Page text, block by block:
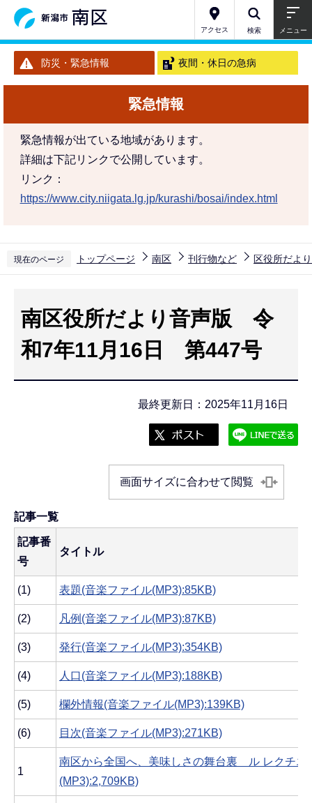
ジ
先
アクセス 検索 メニュー
防災・緊急情報 夜間・休日の急病
緊急情報
緊急情報が出ている地域があります。
詳細は下記リンクで公開しています。
リンク：
https://www.city.niigata.lg.jp/kurashi/bosai/index.html
現在のページ トップページ 南区 刊行物など 区役所だよ
南区役所だより音声版 令
和7年11月16日 第447号
最終更新日：2025年11月16日
画面サイズに合わせて閲覧
記事一覧
記事番
号
タイトル
(1) 表題(音楽ファイル(MP3):85KB)
(2) 凡例(音楽ファイル(MP3):87KB)
(3) 発行(音楽ファイル(MP3):354KB)
(4) 人口(音楽ファイル(MP3):188KB)
(5) 欄外情報(音楽ファイル(MP3):139KB)
(6) 目次(音楽ファイル(MP3):271KB)
1
南区から全国へ、美味しさの舞台裏 ル レクチエ
(MP3):2,709KB)